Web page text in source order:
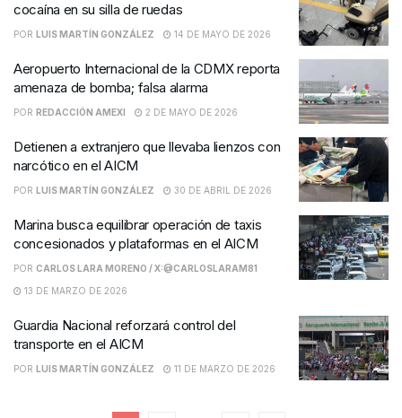
cocaína en su silla de ruedas
POR LUIS MARTÍN GONZÁLEZ 14 DE MAYO DE 2026
Aeropuerto Internacional de la CDMX reporta
amenaza de bomba; falsa alarma
POR REDACCIÓN AMEXI 2 DE MAYO DE 2026
Detienen a extranjero que llevaba lienzos con
narcótico en el AICM
POR LUIS MARTÍN GONZÁLEZ 30 DE ABRIL DE 2026
Marina busca equilibrar operación de taxis
concesionados y plataformas en el AICM
POR CARLOS LARA MORENO / X:@CARLOSLARAM81
13 DE MARZO DE 2026
Guardia Nacional reforzará control del
transporte en el AICM
POR LUIS MARTÍN GONZÁLEZ 11 DE MARZO DE 2026